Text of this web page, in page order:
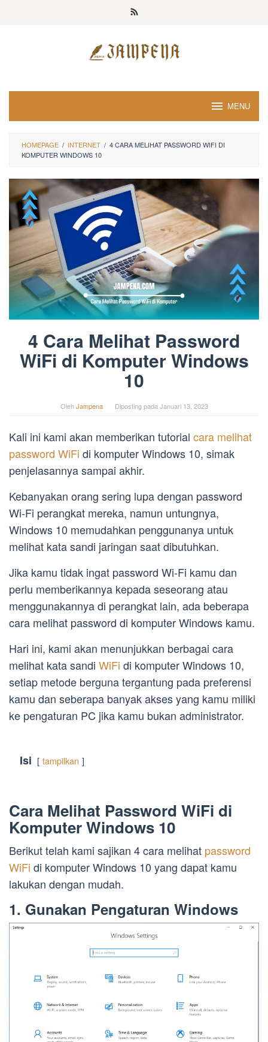
MENU
HOMEPAGE / INTERNET / 4 CARA MELIHAT PASSWORD WIFI DI
KOMPUTER WINDOWS 10
4 Cara Melihat Password
WiFi di Komputer Windows
10
OlehJampena Diposting pada Januari 13, 2023
Kali ini kami akan memberikan tutorial cara melihat
password WiFi di komputer Windows 10, simak
penjelasannya sampai akhir.
Kebanyakan orang sering lupa dengan password
Wi-Fi perangkat mereka, namun untungnya,
Windows 10 memudahkan penggunanya untuk
melihat kata sandi jaringan saat dibutuhkan.
Jika kamu tidak ingat password Wi-Fi kamu dan
perlu memberikannya kepada seseorang atau
menggunakannya di perangkat lain, ada beberapa
cara melihat password di komputer Windows kamu.
Hari ini, kami akan menunjukkan berbagai cara
melihat kata sandi WiFi di komputer Windows 10,
setiap metode berguna tergantung pada preferensi
kamu dan seberapa banyak akses yang kamu miliki
ke pengaturan PC jika kamu bukan administrator.
Isi tampilkan
Cara Melihat Password WiFi di
Komputer Windows 10
Berikut telah kami sajikan 4 cara melihat password
WiFi di komputer Windows 10 yang dapat kamu
lakukan dengan mudah.
1. Gunakan Pengaturan Windows